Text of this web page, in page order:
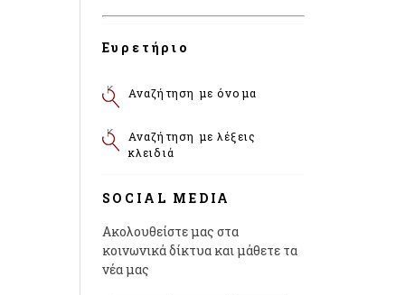
Ευρετήριο
Αναζήτηση με όνομα
Αναζήτηση με λέξεις
κλειδιά
SOCIAL MEDIA
Ακολουθείστε μας στα
κοινωνικά δίκτυα και μάθετε τα
νέα μας